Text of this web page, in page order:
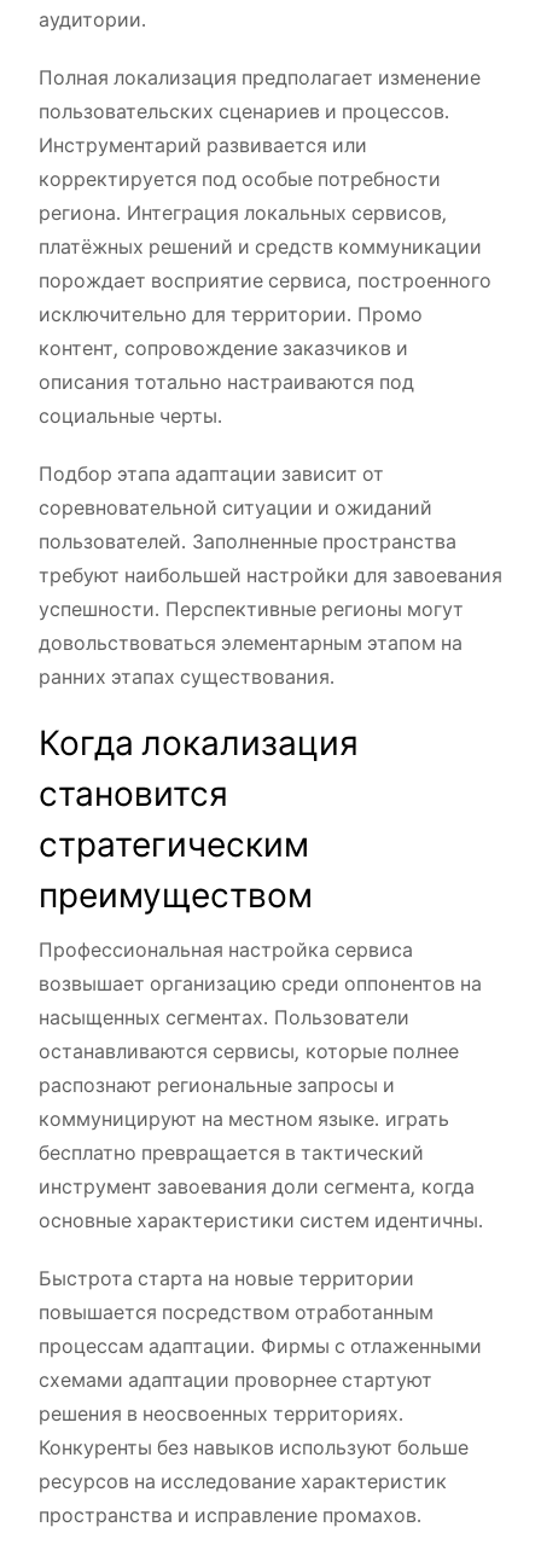
аудитории.
Полная локализация предполагает изменение
пользовательских сценариев и процессов.
Инструментарий развивается или
корректируется под особые потребности
региона. Интеграция локальных сервисов,
платёжных решений и средств коммуникации
порождает восприятие сервиса, построенного
исключительно для территории. Промо
контент, сопровождение заказчиков и
описания тотально настраиваются под
социальные черты.
Подбор этапа адаптации зависит от
соревновательной ситуации и ожиданий
пользователей. Заполненные пространства
требуют наибольшей настройки для завоевания
успешности. Перспективные регионы могут
довольствоваться элементарным этапом на
ранних этапах существования.
Когда локализация
становится
стратегическим
преимуществом
Профессиональная настройка сервиса
возвышает организацию среди оппонентов на
насыщенных сегментах. Пользователи
останавливаются сервисы, которые полнее
распознают региональные запросы и
коммуницируют на местном языке. играть
бесплатно превращается в тактический
инструмент завоевания доли сегмента, когда
основные характеристики систем идентичны.
Быстрота старта на новые территории
повышается посредством отработанным
процессам адаптации. Фирмы с отлаженными
схемами адаптации проворнее стартуют
решения в неосвоенных территориях.
Конкуренты без навыков используют больше
ресурсов на исследование характеристик
пространства и исправление промахов.